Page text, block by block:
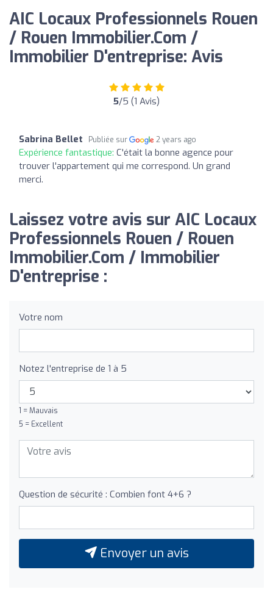
AIC Locaux Professionnels Rouen
/ Rouen Immobilier.Com /
Immobilier D'entreprise: Avis
5/5 (1 Avis)
Sabrina Bellet Publiée sur 2 years ago
Expérience fantastique: C'était la bonne agence pour
trouver l'appartement qui me correspond. Un grand
merci.
Laissez votre avis sur AIC Locaux
Professionnels Rouen / Rouen
Immobilier.Com / Immobilier
D'entreprise :
Votre nom
Notez l'entreprise de 1 à 5
1 = Mauvais
5 = Excellent
Question de sécurité : Combien font 4+6 ?
Envoyer un avis